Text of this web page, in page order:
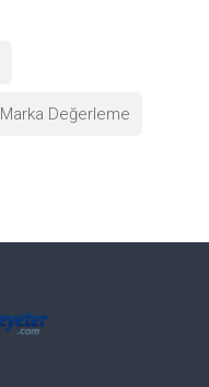
Marka Değerleme